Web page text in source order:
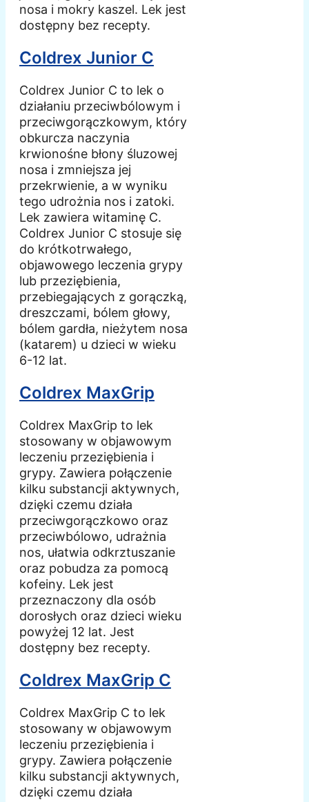
nosa i mokry kaszel. Lek jest
dostępny bez recepty.
Coldrex Junior C
Coldrex Junior C to lek o
działaniu przeciwbólowym i
przeciwgorączkowym, który
obkurcza naczynia
krwionośne błony śluzowej
nosa i zmniejsza jej
przekrwienie, a w wyniku
tego udrożnia nos i zatoki.
Lek zawiera witaminę C.
Coldrex Junior C stosuje się
do krótkotrwałego,
objawowego leczenia grypy
lub przeziębienia,
przebiegających z gorączką,
dreszczami, bólem głowy,
bólem gardła, nieżytem nosa
(katarem) u dzieci w wieku
6-12 lat.
Coldrex MaxGrip
Coldrex MaxGrip to lek
stosowany w objawowym
leczeniu przeziębienia i
grypy. Zawiera połączenie
kilku substancji aktywnych,
dzięki czemu działa
przeciwgorączkowo oraz
przeciwbólowo, udrażnia
nos, ułatwia odkrztuszanie
oraz pobudza za pomocą
kofeiny. Lek jest
przeznaczony dla osób
dorosłych oraz dzieci wieku
powyżej 12 lat. Jest
dostępny bez recepty.
Coldrex MaxGrip C
Coldrex MaxGrip C to lek
stosowany w objawowym
leczeniu przeziębienia i
grypy. Zawiera połączenie
kilku substancji aktywnych,
dzięki czemu działa